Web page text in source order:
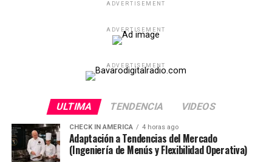
ADVERTISEMENT
ADVERTISEMENT
ADVERTISEMENT
ULTIMA TENDENCIA VIDEOS
CHECK IN AMERICA 4 horas ago
Adaptación a Tendencias del Mercado
(Ingeniería de Menús y Flexibilidad Operativa)